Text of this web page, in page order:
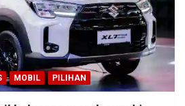
MOBIL PILIHAN